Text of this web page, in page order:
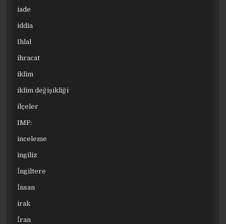
iade
iddia
Ihlal
ihracat
iklim
iklim değişikliği
ilçeler
IMF:
inceleme
ingiliz
İngiltere
İnsan
irak
İran